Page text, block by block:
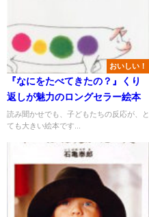
おいしい！
『なにをたべてきたの？』くり
返しが魅力のロングセラー絵本
読み聞かせでも、子どもたちの反応が、と
ても大きい絵本です...